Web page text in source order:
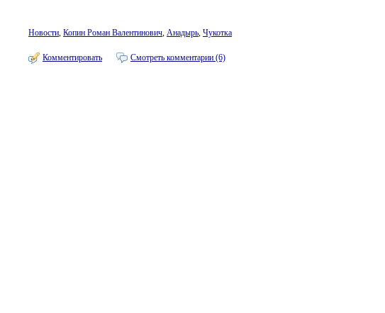
Новости, Копин Роман Валентинович, Анадырь, Чукотка
Комментировать Смотреть комментарии (6)